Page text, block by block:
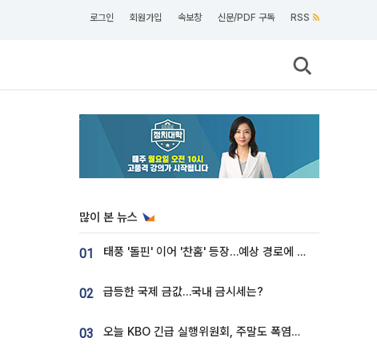
로그인 회원가입 속보창 신문/PDF 구독 RSS
많이 본 뉴스
01 태풍 '돌핀' 이어 '찬홈' 등장…예상 경로에 한국 '한숨'
02 급등한 국제 금값…국내 금시세는?
03 오늘 KBO 긴급 실행위원회, 주말도 폭염취소 될까